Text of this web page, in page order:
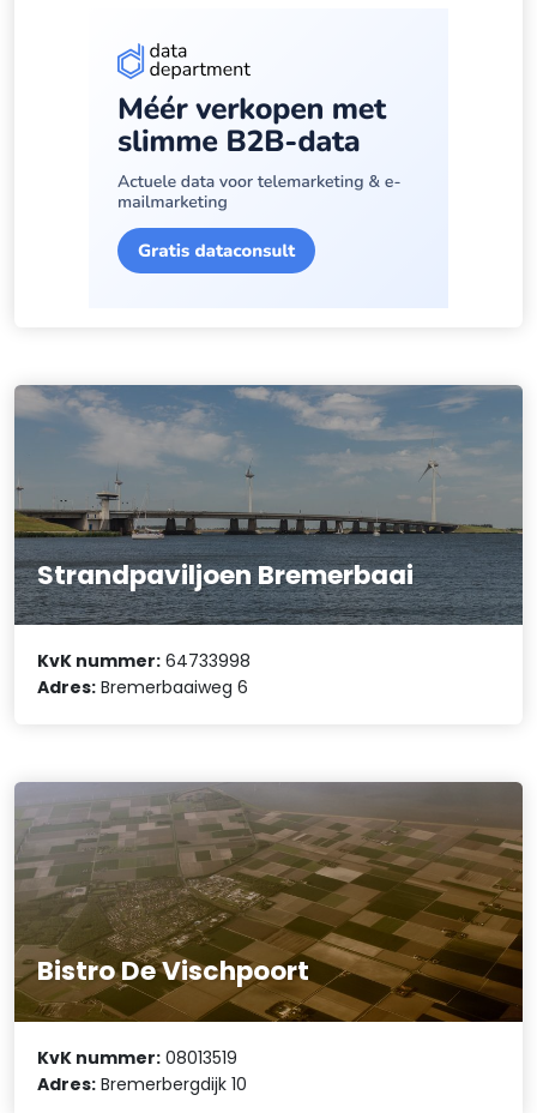
Strandpaviljoen Bremerbaai
KvK nummer: 64733998
Adres: Bremerbaaiweg 6
Bistro De Vischpoort
KvK nummer: 08013519
Adres: Bremerbergdijk 10